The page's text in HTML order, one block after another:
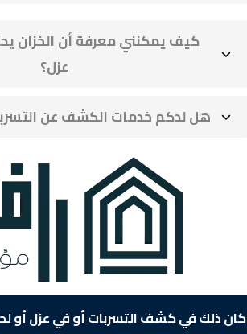
كيف يمكنني معرفة أن الخزان
عزل؟
هل لدكم خدمات الكشف عن
كان ذلك في كشف التسربات أو في